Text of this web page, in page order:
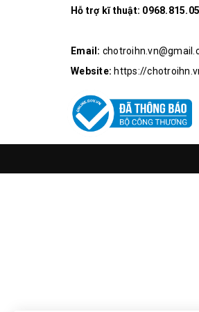
Hỗ trợ kĩ thuật:
Email:
Website: https://